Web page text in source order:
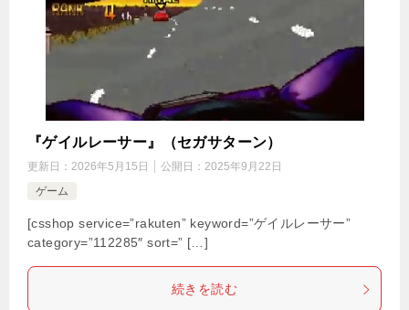
『ゲイルレーサー』（セガサターン）
更新日： 2026年5月15日 公開日： 2025年9月22日
ゲーム
[csshop service=”rakuten” keyword=”ゲイルレーサー”
category=”112285″ sort=” […]
続きを読む